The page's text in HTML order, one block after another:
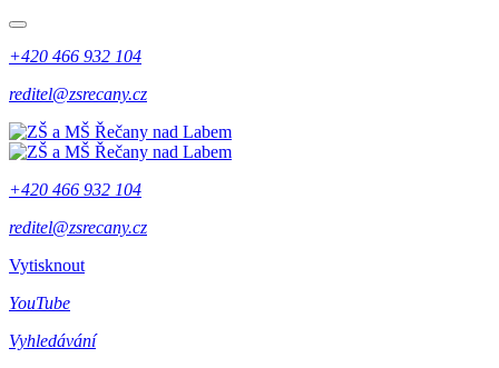
+420 466 932 104
reditel@zsrecany.cz
+420 466 932 104
reditel@zsrecany.cz
Vytisknout
YouTube
Vyhledávání